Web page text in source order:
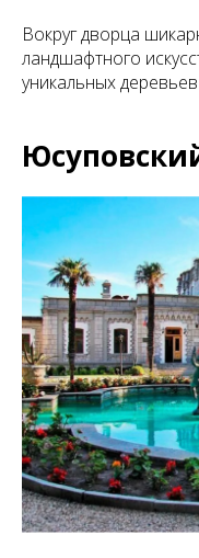
Вокруг дворца
ландшафтного
уникальных